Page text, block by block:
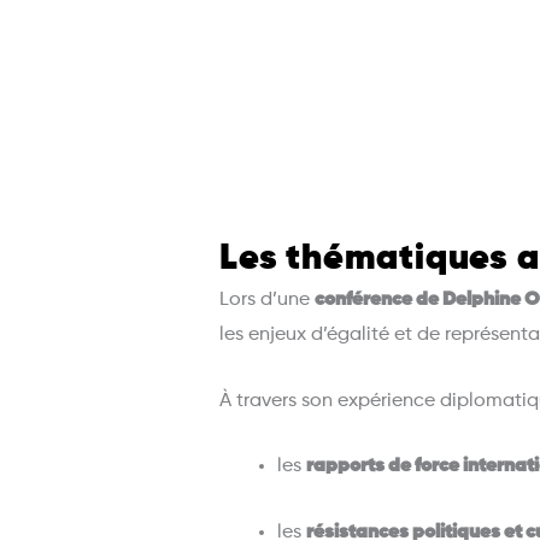
Les thématiques
Lors d’uneconférence de Delphine O
les enjeux d’égalité et de
À travers son expérience
lesrapports de force
lesrésistances politiques et